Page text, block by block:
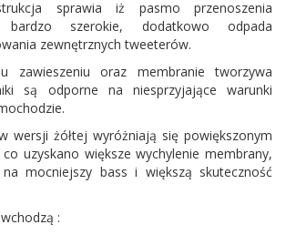
sprawia iż pasmo przenoszenia
bardzo szerokie, dodatkowo odpada
zewnętrznych tweeterów.
zawieszeniu oraz membranie tworzywa
są odporne na niesprzyjające warunki
wersji żółtej wyróżniają się powiększonym
uzyskano większe wychylenie membrany,
mocniejszy bass i większą skuteczność
: